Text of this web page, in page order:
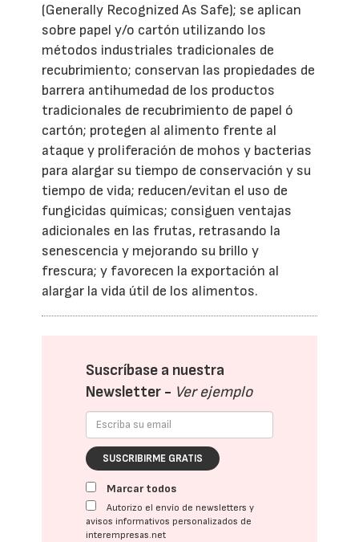
(Generally Recognized As Safe); se aplican
sobre papel y/o cartón utilizando los
métodos industriales tradicionales de
recubrimiento; conservan las propiedades de
barrera antihumedad de los productos
tradicionales de recubrimiento de papel ó
cartón; protegen al alimento frente al
ataque y proliferación de mohos y bacterias
para alargar su tiempo de conservación y su
tiempo de vida; reducen/evitan el uso de
fungicidas químicas; consiguen ventajas
adicionales en las frutas, retrasando la
senescencia y mejorando su brillo y
frescura; y favorecen la exportación al
alargar la vida útil de los alimentos.
Suscríbase a nuestra
Newsletter - Ver ejemplo
SUSCRIBIRME GRATIS
Marcar todos
Autorizo el envío de newsletters y
avisos informativos personalizados de
interempresas.net